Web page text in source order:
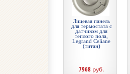
Лицевая панель
для термостата с
датчиком для
теплого пола,
Legrand Celiane
(титан)
7968 руб.